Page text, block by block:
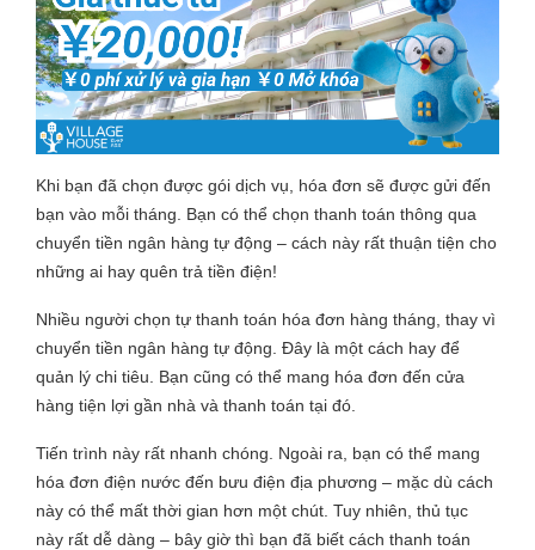
Khi bạn đã chọn được gói dịch vụ, hóa đơn sẽ được gửi đến
bạn vào mỗi tháng. Bạn có thể chọn thanh toán thông qua
chuyển tiền ngân hàng tự động – cách này rất thuận tiện cho
những ai hay quên trả tiền điện!
Nhiều người chọn tự thanh toán hóa đơn hàng tháng, thay vì
chuyển tiền ngân hàng tự động. Đây là một cách hay để
quản lý chi tiêu. Bạn cũng có thể mang hóa đơn đến cửa
hàng tiện lợi gần nhà và thanh toán tại đó.
Tiến trình này rất nhanh chóng. Ngoài ra, bạn có thể mang
hóa đơn điện nước đến bưu điện địa phương – mặc dù cách
này có thể mất thời gian hơn một chút. Tuy nhiên, thủ tục
này rất dễ dàng – bây giờ thì bạn đã biết cách thanh toán